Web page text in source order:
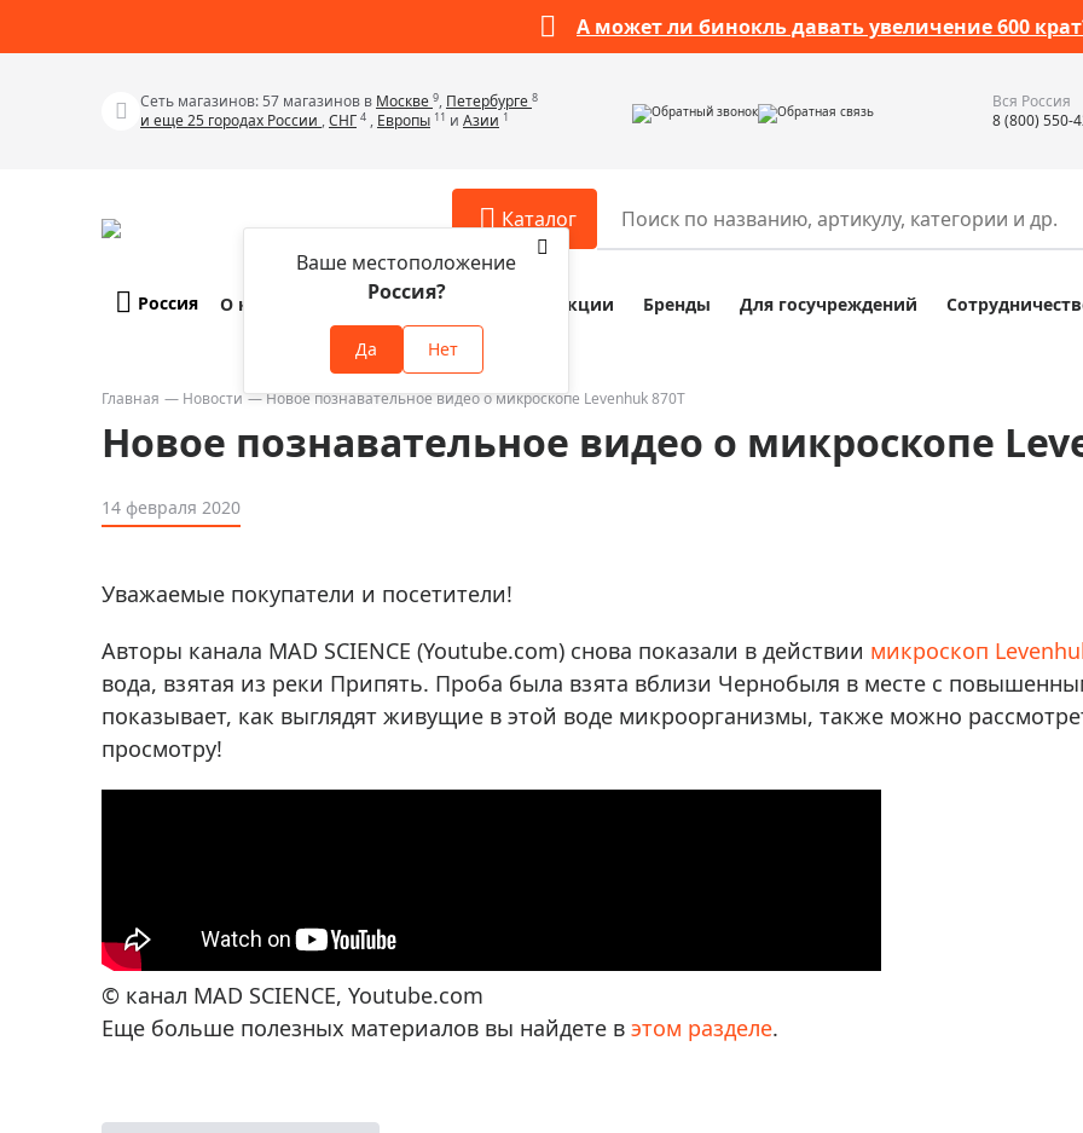
А может ли бинокль давать увеличение 600
Сеть магазинов: 57 магазинов в Москве 9, Петербурге 8
и еще 25 городах России ,СНГ 4 , Европы 11 и Азии 1 Обратный звонок Обратная связь
Вся Россия
8 (800) 550-
Каталог
Телескопы
Бинокли
Зрительные трубы
Прицелы
Фотогаджеты
Метеостанции, барометры, часы
Discovery (Дискавери)
Подарки
Хиты продаж
Акции
Аксессуары для микроскопов
Аксессуары для зрительных труб
Аксессуары для биноклей
Распродажа оптики по специальным
ценам
Распродажа выставочных образцов
Разное
Наборы исследователя
Наборы для химических
Сумки, кейсы, чехлы
Средства для очистки оптики
Трихинеллоскопы
Россия
Ваше местоположение
Россия?
Да Нет
О компании Оплата и доставка Акции Бренды Для госучреждений
Главная Новости Новое познавательное видео о микроскопе Levenhuk 870T
Новое познавательное видео о микроскопе
14 февраля 2020
Уважаемые покупатели и посетители!
Авторы канала MAD SCIENCE (Youtube.com) снова показали в действии микроскоп
вода, взятая из реки Припять. Проба была взята вблизи Чернобыля в месте с
показывает, как выглядят живущие в этой воде микроорганизмы, также можно
просмотру!
© канал MAD SCIENCE, Youtube.com
Еще больше полезных материалов вы найдете в этом разделе.